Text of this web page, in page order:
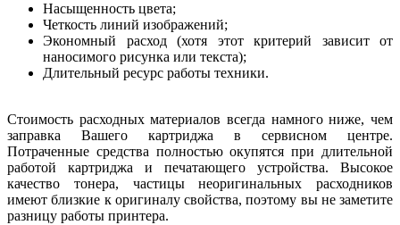
Насыщенность цвета;
Четкость линий изображений;
Экономный расход (хотя этот критерий зависит от
наносимого рисунка или текста);
Длительный ресурс работы техники.
Стоимость расходных материалов всегда намного ниже, чем
заправка Вашего картриджа в сервисном центре.
Потраченные средства полностью окупятся при длительной
работой картриджа и печатающего устройства. Высокое
качество тонера, частицы неоригинальных расходников
имеют близкие к оригиналу свойства, поэтому вы не заметите
разницу работы принтера.